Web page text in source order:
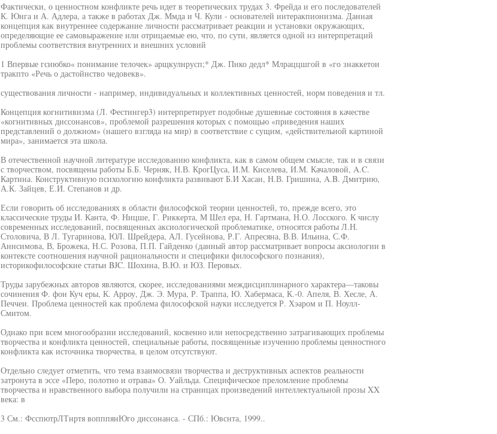
Фактически, о ценностном конфликте речь идет в теоретических трудах 3. Фрейда и его последователей
К. Юнга и А. Адлера, а также в работах Дж. Ммда и Ч. Кули - основателей интеракпионизма. Данная
концепция как внутреннее содержание личности рассматривает реакции и установки окружающих,
определяющие ее самовыражение или отрицаемые ею, что, по сути, является одной нз интерпретаций
проблемы соответствия внутренних и внешних условий
1 Впервые гсиюбко« понимание телочек» арщкулнрусп;* Дж. Пнко дедл* Млраццшгой в «го знаккетои
тракпто «Речь о дастойнство чедовекв».
существования личности - например, индивидуальных и коллективных ценностей, норм поведения и тл.
Концепция когнитивизма (Л. Фестингер3) интерпретирует подобные душевные состояния в качестве
«когнитивных диссонансов», проблемой разрешения которых с помощью «приведения наших
представлений о должном» (нашего взгляда на мир) в соответствие с сущим, «действительной картиной
мира», занимается эта школа.
В отечественной научной литературе исследованию конфликта, как в самом общем смысле, так и в связи
с творчеством, посвящены работы Б.Б. Черняк, Н.В. КрогЦуса, И.М. Киселева, И.М. Качаловой, A.C.
Картина. Конструктивную психологию конфликта развивают Б.И Хасан, Н.В. Гришина, A.B. Дмитрию,
А.К. Зайцев, Е.И. Степанов и др.
Если говорить об исследованиях в области философской теории ценностей, то, прежде всего, это
классические труды И. Канта, Ф. Ницше, Г. Риккерта, М Шел ера, Н. Гартмана, Н.О. Лосского. К числу
современных исследований, посвященных аксиологической проблематике, относятся работы Л.Н.
Столовича, В Л. Тугаринова, ЮЛ. Шрейдера, АЛ. Гусейнова, Р.Г. Апресяна, В.В. Ильина, С.Ф.
Аннсимова, В, Брожека, Н.С. Розова, П.П. Гайденко (данный автор рассматривает вопросы аксиологии в
контексте соотношения научной рациональности и специфики философского познания),
историкофилософские статьи BJC. Шохина, В.Ю. и ЮЗ. Перовых.
Труды зарубежных авторов являются, скорее, исследованиями междисциплинарного характера—таковы
сочинения Ф. фон Куч еры, К. Арроу, Дж. Э. Мура, Р. Траппа, Ю. Хабермаса, К.-0. Апеля, В. Хесле, А.
Печчеи. Проблема ценностей как проблема философской науки исследуется Р. Хэаром и П. Ноулл-
Смитом.
Однако при всем многообразии исследований, косвенно или непосредственно затрагивающих проблемы
творчества и конфликта ценностей, специальные работы, посвященные изучению проблемы ценностного
конфликта как источника творчества, в целом отсутствуют.
Отдельно следует отметить, что тема взаимосвязи творчества и деструктивных аспектов реальности
затронута в эссе «Перо, полотно и отрава» О. Уайльда. Специфическое преломление проблемы
творчества и нравственного выбора получили на страницах произведений интеллектуальной прозы XX
века: в
3 См.: ФсспютрЛТнртя вопппянЮго диссонанса. - СПб.: Ювснта, 1999..